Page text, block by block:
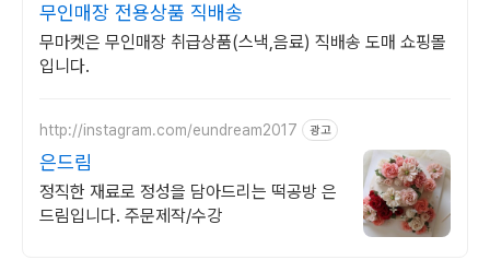
무인매장 전용상품 직배송
무마켓은 무인매장 취급상품(스낵,음료) 직배송 도매 쇼핑몰
입니다.
http://instagram.com/eundream2017 광고
은드림
정직한 재료로 정성을 담아드리는 떡공방 은
드림입니다. 주문제작/수강